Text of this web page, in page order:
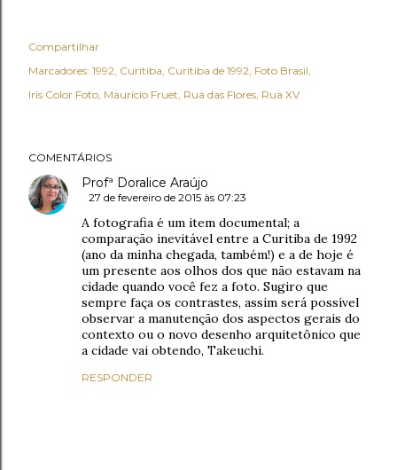
Compartilhar
Marcadores: 1992 Curitiba Curitiba de 1992 Foto Brasil
Iris Color Foto Maurício Fruet Rua das Flores Rua XV
COMENTÁRIOS
Profª Doralice Araújo
27 de fevereiro de 2015 às 07:23
A fotografia é um item documental; a
comparação inevitável entre a Curitiba de 1992
(ano da minha chegada, também!) e a de hoje é
um presente aos olhos dos que não estavam na
cidade quando você fez a foto. Sugiro que
sempre faça os contrastes, assim será possível
observar a manutenção dos aspectos gerais do
contexto ou o novo desenho arquitetônico que
a cidade vai obtendo, Takeuchi.
RESPONDER